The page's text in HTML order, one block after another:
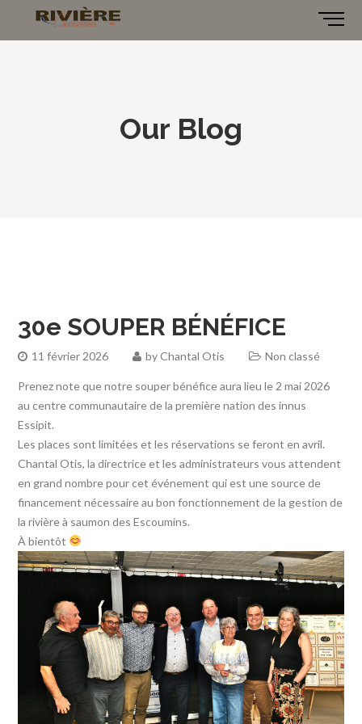
Our Blog
30e SOUPER BÉNÉFICE
11 février 2026 byChantal Otis Non classé
Prenez note que notre souper bénéfice aura lieu le 2 mai 2026
au centre communautaire de la première nation des innus
Essipit.
Les places sont limitées et les réservations se feront en avril.
Chantal Otis, la directrice et les administrateurs vous attendent
en grand nombre pour cet événement qui est une source de
financement nécessaire au bon fonctionnement de la gestion de
la rivière à saumon des Escoumins.
À bientôt